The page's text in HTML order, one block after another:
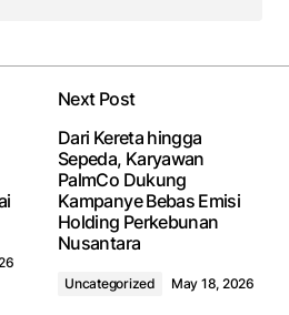
Next Post
Dari Kereta hingga
Sepeda, Karyawan
PalmCo Dukung
Kampanye Bebas Emisi
Holding Perkebunan
Nusantara
Uncategorized May 18, 2026